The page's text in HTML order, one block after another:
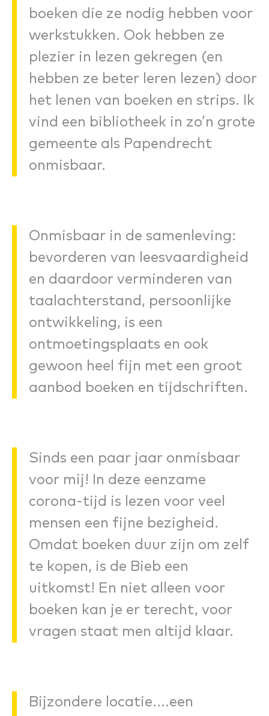
boeken die ze nodig hebben voor
werkstukken. Ook hebben ze
plezier in lezen gekregen (en
hebben ze beter leren lezen) door
het lenen van boeken en strips. Ik
vind een bibliotheek in zo’n grote
gemeente als Papendrecht
onmisbaar.
Onmisbaar in de samenleving:
bevorderen van leesvaardigheid
en daardoor verminderen van
taalachterstand, persoonlijke
ontwikkeling, is een
ontmoetingsplaats en ook
gewoon heel fijn met een groot
aanbod boeken en tijdschriften.
Sinds een paar jaar onmisbaar
voor mij! In deze eenzame
corona-tijd is lezen voor veel
mensen een fijne bezigheid.
Omdat boeken duur zijn om zelf
te kopen, is de Bieb een
uitkomst! En niet alleen voor
boeken kan je er terecht, voor
vragen staat men altijd klaar.
Bijzondere locatie....een